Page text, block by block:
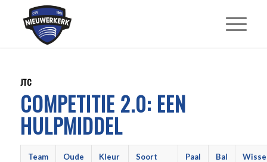
JTC
COMPETITIE 2.0: EEN
HULPMIDDEL
Team
Oude
Kleur Soort Paal Bal